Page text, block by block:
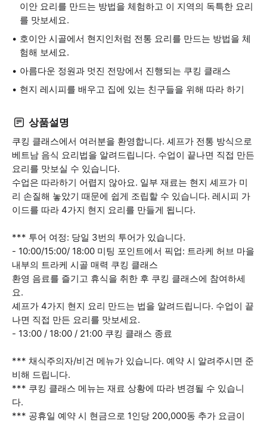
이안 요리를 만드는 방법을 체험하고 이 지역의 독특한 요리
를 맛보세요.
호이안 시골에서 현지인처럼 전통 요리를 만드는 방법을 체
험해 보세요.
아름다운 정원과 멋진 전망에서 진행되는 쿠킹 클래스
현지 레시피를 배우고 집에 있는 친구들을 위해 따라 하기
상품설명
쿠킹 클래스에서 여러분을 환영합니다. 셰프가 전통 방식으로
베트남 음식 요리법을 알려드립니다. 수업이 끝나면 직접 만든
요리를 맛보실 수 있습니다.
수업은 따라하기 어렵지 않아요. 일부 재료는 현지 셰프가 미
리 손질해 놓았기 때문에 쉽게 조립할 수 있습니다. 레시피 가
이드를 따라 4가지 현지 요리를 만들게 됩니다.
*** 투어 여정: 당일 3번의 투어가 있습니다.
- 10:00/15:00/ 18:00 미팅 포인트에서 픽업: 트라케 허브 마을
내부의 트라케 시골 매력 쿠킹 클래스
환영 음료를 즐기고 휴식을 취한 후 쿠킹 클래스에 참여하세
요.
셰프가 4가지 현지 요리 만드는 법을 알려드립니다. 수업이 끝
나면 직접 만든 요리를 맛보세요.
- 13:00 / 18:00 / 21:00 쿠킹 클래스 종료
*** 채식주의자/비건 메뉴가 있습니다. 예약 시 알려주시면 준
비해 드립니다.
*** 쿠킹 클래스 메뉴는 재료 상황에 따라 변경될 수 있습니
다.
*** 공휴일 예약 시 현금으로 1인당 200,000동 추가 요금이